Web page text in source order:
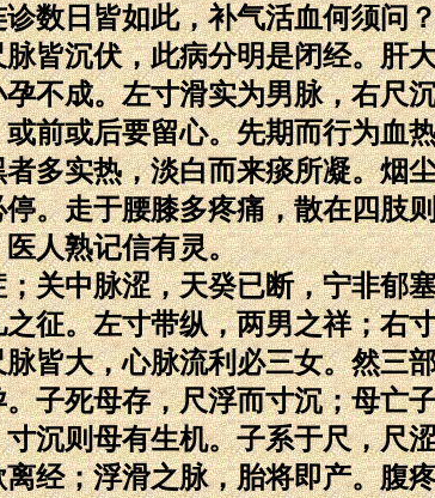
数日皆如此，补气活血何须问
皆沉伏，此病分明是闭经。肝
不成。左寸滑实为男脉，右尺
前或后要留心。先期而行为血
多实热，淡白而来痰所凝。烟
。走于腰膝多疼痛，散在四肢
人熟记信有灵。
关中脉涩，天癸已断，宁非郁
征。左寸带纵，两男之祥；右
皆大，心脉流利必三女。然三
子死母存，尺浮而寸沉；母亡
沉则母有生机。子系于尺，尺
经；浮滑之脉，胎将即产。腹